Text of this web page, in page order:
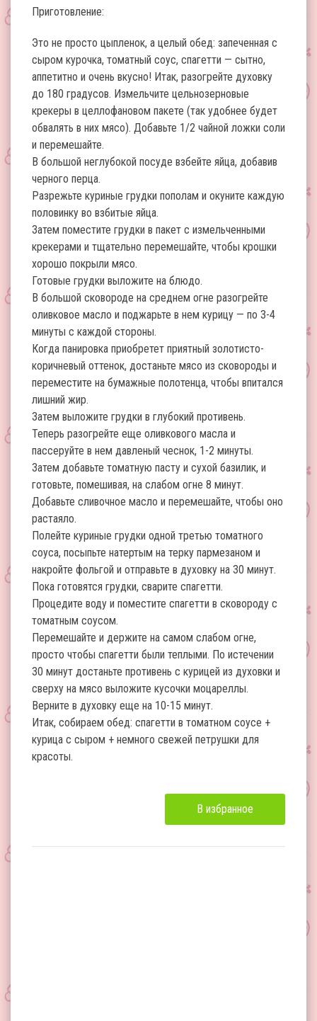
Приготовление:
Это не просто цыпленок, а целый обед: запеченная с
сыром курочка, томатный соус, спагетти — сытно,
аппетитно и очень вкусно! Итак, разогрейте духовку
до 180 градусов. Измельчите цельнозерновые
крекеры в целлофановом пакете (так удобнее будет
обвалять в них мясо). Добавьте 1/2 чайной ложки соли
и перемешайте.
В большой неглубокой посуде взбейте яйца, добавив
черного перца.
Разрежьте куриные грудки пополам и окуните каждую
половинку во взбитые яйца.
Затем поместите грудки в пакет с измельченными
крекерами и тщательно перемешайте, чтобы крошки
хорошо покрыли мясо.
Готовые грудки выложите на блюдо.
В большой сковороде на среднем огне разогрейте
оливковое масло и поджарьте в нем курицу — по 3-4
минуты с каждой стороны.
Когда панировка приобретет приятный золотисто-
коричневый оттенок, достаньте мясо из сковороды и
переместите на бумажные полотенца, чтобы впитался
лишний жир.
Затем выложите грудки в глубокий противень.
Теперь разогрейте еще оливкового масла и
пассеруйте в нем давленый чеснок, 1-2 минуты.
Затем добавьте томатную пасту и сухой базилик, и
готовьте, помешивая, на слабом огне 8 минут.
Добавьте сливочное масло и перемешайте, чтобы оно
растаяло.
Полейте куриные грудки одной третью томатного
соуса, посыпьте натертым на терку пармезаном и
накройте фольгой и отправьте в духовку на 30 минут.
Пока готовятся грудки, сварите спагетти.
Процедите воду и поместите спагетти в сковороду с
томатным соусом.
Перемешайте и держите на самом слабом огне,
просто чтобы спагетти были теплыми. По истечении
30 минут достаньте противень с курицей из духовки и
сверху на мясо выложите кусочки моцареллы.
Верните в духовку еще на 10-15 минут.
Итак, собираем обед: спагетти в томатном соусе +
курица с сыром + немного свежей петрушки для
красоты.
В избранное